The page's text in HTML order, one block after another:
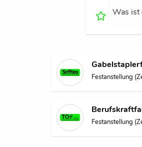
Festanstellung
Festanstellung